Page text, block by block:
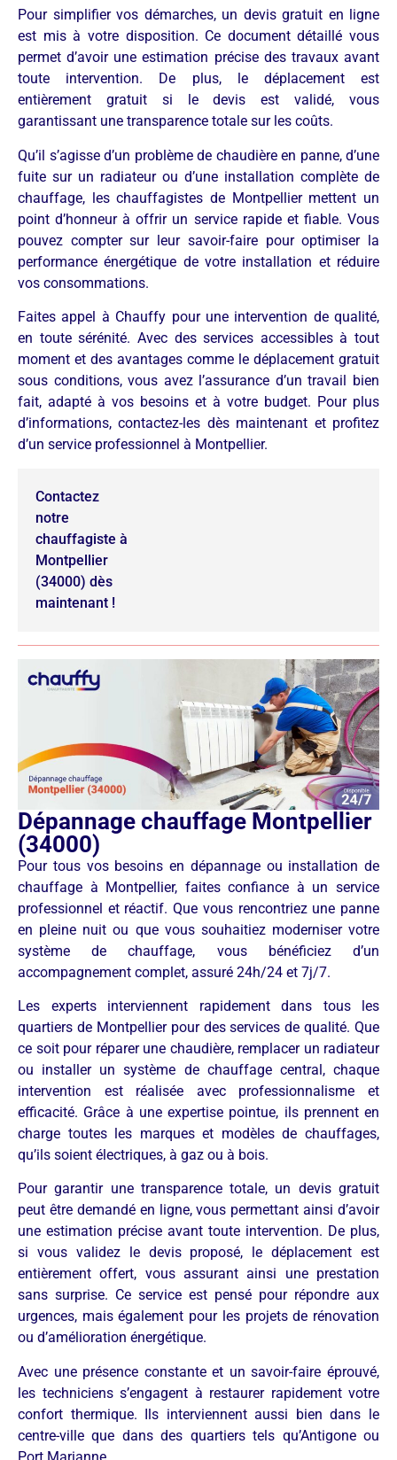
Pour simplifier vos démarches, un devis gratuit en ligne
est mis à votre disposition. Ce document détaillé vous
permet d’avoir une estimation précise des travaux avant
toute intervention. De plus, le déplacement est
entièrement gratuit si le devis est validé, vous
garantissant une transparence totale sur les coûts.
Qu’il s’agisse d’un problème de chaudière en panne, d’une
fuite sur un radiateur ou d’une installation complète de
chauffage, les chauffagistes de Montpellier mettent un
point d’honneur à offrir un service rapide et fiable. Vous
pouvez compter sur leur savoir-faire pour optimiser la
performance énergétique de votre installation et réduire
vos consommations.
Faites appel à Chauffy pour une intervention de qualité,
en toute sérénité. Avec des services accessibles à tout
moment et des avantages comme le déplacement gratuit
sous conditions, vous avez l’assurance d’un travail bien
fait, adapté à vos besoins et à votre budget. Pour plus
d’informations, contactez-les dès maintenant et profitez
d’un service professionnel à Montpellier.
Contactez
notre
chauffagiste à
Montpellier
(34000) dès
maintenant !
Dépannage chauffage Montpellier
(34000)
Pour tous vos besoins en dépannage ou installation de
chauffage à Montpellier, faites confiance à un service
professionnel et réactif. Que vous rencontriez une panne
en pleine nuit ou que vous souhaitiez moderniser votre
système de chauffage, vous bénéficiez d’un
accompagnement complet, assuré 24h/24 et 7j/7.
Les experts interviennent rapidement dans tous les
quartiers de Montpellier pour des services de qualité. Que
ce soit pour réparer une chaudière, remplacer un radiateur
ou installer un système de chauffage central, chaque
intervention est réalisée avec professionnalisme et
efficacité. Grâce à une expertise pointue, ils prennent en
charge toutes les marques et modèles de chauffages,
qu’ils soient électriques, à gaz ou à bois.
Pour garantir une transparence totale, un devis gratuit
peut être demandé en ligne, vous permettant ainsi d’avoir
une estimation précise avant toute intervention. De plus,
si vous validez le devis proposé, le déplacement est
entièrement offert, vous assurant ainsi une prestation
sans surprise. Ce service est pensé pour répondre aux
urgences, mais également pour les projets de rénovation
ou d’amélioration énergétique.
Avec une présence constante et un savoir-faire éprouvé,
les techniciens s’engagent à restaurer rapidement votre
confort thermique. Ils interviennent aussi bien dans le
centre-ville que dans des quartiers tels qu’Antigone ou
Port Marianne.